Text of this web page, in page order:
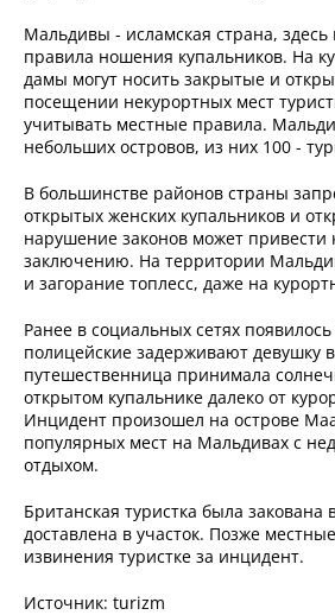
Мальдивы - исламская страна,
правила ношения купальников. На
дамы могут носить закрытые и
посещении некурортных мест
учитывать местные правила.
небольших островов, из них 100 -
В большинстве районов страны
открытых женских купальников и
нарушение законов может
заключению. На территории
и загорание топлесс, даже на
Ранее в социальных сетях
полицейские задерживают девушку
путешественница принимала
открытом купальнике далеко от
Инцидент произошел на острове
популярных мест на Мальдивах с
отдыхом.
Британская туристка была закована
доставлена в участок. Позже
извинения туристке за инцидент.
Источник: turizm